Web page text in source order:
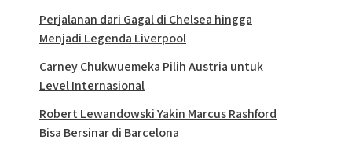
Perjalanan dari Gagal di Chelsea hingga
Menjadi Legenda Liverpool
Carney Chukwuemeka Pilih Austria untuk
Level Internasional
Robert Lewandowski Yakin Marcus Rashford
Bisa Bersinar di Barcelona